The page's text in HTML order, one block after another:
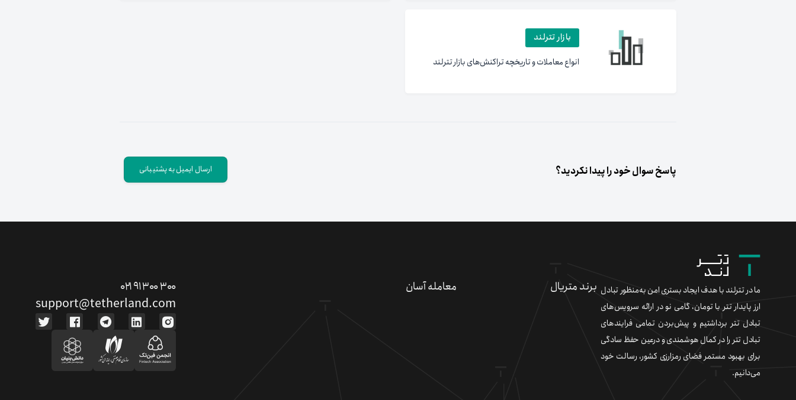
کسب درآمد میلیونی با دعوت دوستان
بازار تترلند
انواع معاملات و تاریخچه تراکنش‌های بازار تترلند
پاسخ سوال خود را پیدا نکردید؟ ارسال ایمیل به پشتیبانی
ما در تترلند با هدف ایجاد بستری امن به‌منظور تبادل
ارز پایدار تتر با تومان، گامی نو در ارائه سرویس‌های
تبادل تتر برداشتیم و پیش‌بردن تمامی فرایندهای
تبادل تتر را در کمال هوشمندی و درعین حفظ سادگی
برای بهبود مستمر فضای رمزارزی کشور، رسالت خود
می‌دانیم.
برند متریال معامله آسان ۰۲۱ ۹۱ ۳۰۰ ۳۰۰
support@tetherland.com